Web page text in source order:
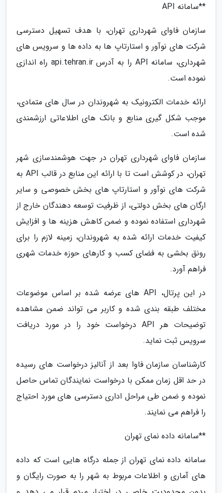
**سامانه API
سازمان فاوای شهرداری تهران، با هدف تسهیل دسترسی
شرکت های نوآور و استارتاپ ها به داده ها و سرویس های
شهرداری، سامانه API را به آدرس api.tehran.ir راه اندازی
نموده است.
ارائه خدمات الکترونیک به شهروندان در سال های متمادی،
موجب شکل گیری منابع و بانک های اطلاعاتی ارزشمندی
شده است.
سازمان فاوای شهرداری تهران در جهت هوشمندسازی شهر
تهران، در کوشش است تا با ارائه این منابع در قالب API به
شرکت های نوآور و استارتاپ های بخش خصوصی و سایر
ارگان های بخش دولتی، از ظرفیت توسعه دهندگان خارج از
شهرداری استفاده نموده و ضمن کاهش هزینه ها و افزایش
کیفیت خدمات ارائه شده به شهروندان، زمینه لازم را برای
رونق بخشی به فضای کسب و کارهای حوزه خدمات شهری
فراهم آورد.
در این پرتال، API های عرضه شده بر اساس موضوعات
مختلف طبقه بندی شده و کاربر می تواند ضمن مشاهده
توضیحات هر API درخواست خود را در مورد دریافت
سرویس ثبت نماید.
کارشناسان سازمان فاوا بعد از آنالیز درخواست های رسیده
در حد اقل زمان ممکن با درخواست نمایندگان تماس حاصل
نموده و ضمن طی مراحل اداری دسترسی های مورد احتیاج
را فراهم می نمایند.
**سامانه داده نمای تهران
سامانه داده نمای تهران از جمله درگاه هایی است که داده
های آماری و اطلاعات مربوط به شهر را به صورت رایگان و